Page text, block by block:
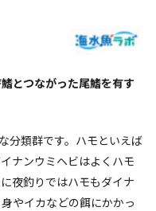
とつながった尾鰭を有す
分類群です。ハモといえば
ナンウミヘビはよくハモ
夜釣りではハモもダイナ
やイカなどの餌にかかっ